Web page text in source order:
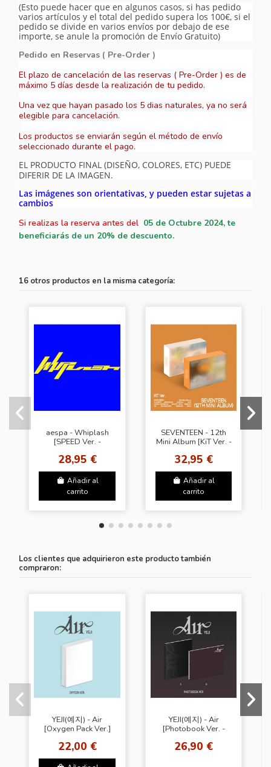
(Esto puede hacer que en algunos casos, si has pedido
varios artículos y el total del pedido supera los 100€, si el
pedido se divide en varios envíos por debajo de ese
importe, se anule la promoción de Envío Gratuito)
Pedido en Reservas ( Pre-Order )
El plazo de cancelación de las reservas ( Pre-Order ) es de
máximo 5 días desde la realización de tu pedido.
Una vez que hayan pasado los 5 dias naturales, ya no será
elegible para cancelación.
Los productos se enviarán según el método de envío
seleccionado durante el pago.
EL PRODUCTO FINAL (DISEÑO, COLORES, ETC) PUEDE
DIFERIR DE LA IMAGEN.
Las imágenes son orientativas, y pueden estar sujetas a
cambios
Si realizas la reserva antes del 05 de Octubre 2024, te
beneficiarás de un 20% de descuento.
16 otros productos en la misma categoría:
aespa - Whiplash
[SPEED Ver. -
28,95 €
Añadir al
carrito
SEVENTEEN - 12th
Mini Album [KiT Ver. -
32,95 €
Añadir al
carrito
Los clientes que adquirieron este producto también
compraron:
YEJI(예지) - Air
[Oxygen Pack Ver.]
22,00 €
YEJI(예지) - Air
[Photobook Ver. -
26,90 €